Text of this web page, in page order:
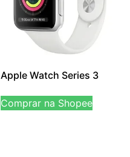
Apple Watch Series 3
Comprar na Shopee